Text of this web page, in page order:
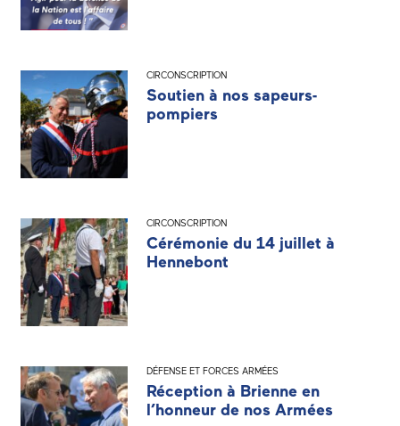
CIRCONSCRIPTION
Soutien à nos sapeurs-
pompiers
CIRCONSCRIPTION
Cérémonie du 14 juillet à
Hennebont
DÉFENSE ET FORCES ARMÉES
Réception à Brienne en
l’honneur de nos Armées